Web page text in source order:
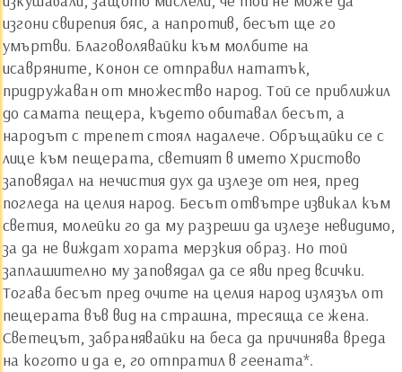
изгони свирепия бяс, а напротив, бесът ще го
умъртви. Благоволявайки към молбите на
исавряните, Конон се отправил нататък,
придружаван от множество народ. Той се приближил
до самата пещера, където обитавал бесът, а
народът с трепет стоял надалече. Обръщайки се с
лице към пещерата, светият в името Христово
заповядал на нечистия дух да излезе от нея, пред
погледа на целия народ. Бесът отвътре извикал към
светия, молейки го да му разреши да излезе невидимо,
за да не виждат хората мерзкия образ. Но той
заплашително му заповядал да се яви пред всички.
Тогава бесът пред очите на целия народ излязъл от
пещерата във вид на страшна, тресяща се жена.
Светецът, забранявайки на беса да причинява вреда
на когото и да е, го отпратил в геената*.